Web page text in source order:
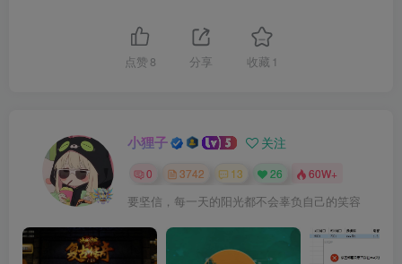
点赞 8 分享 收藏 1
小狸子 关注
0 3742 13 26 60W+
要坚信，每一天的阳光都不会辜负自己的笑容